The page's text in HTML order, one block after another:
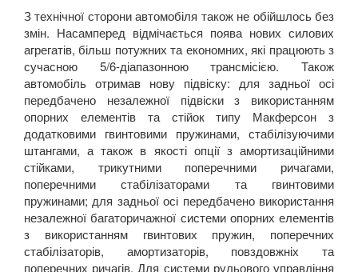
З технічної сторони автомобіля також не обійшлось без
змін. Насамперед відмічається поява нових силових
агрегатів, більш потужних та економних, які працюють з
сучасною 5/6-діапазонною трансмісією. Також
автомобіль отримав нову підвіску: для задньої осі
передбачено незалежної підвіски з використанням
опорних елементів та стійок типу Макферсон з
додатковими гвинтовими пружинами, стабілізуючими
штангами, а також в якості опції з амортизаційними
стійками, трикутними поперечними ричагами,
поперечними стабілізаторами та гвинтовими
пружинами; для задньої осі передбачено використання
незалежної багаторичажної системи опорних елементів
з використанням гвинтових пружин, поперечних
стабілізаторів, амортизаторів, повздовжніх та
поперечних ричагів. Для системи рульового управління